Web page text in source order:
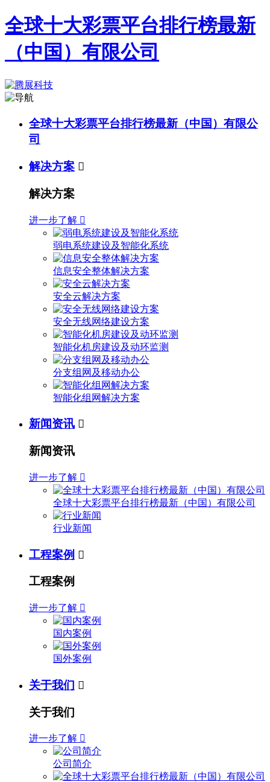
全球十大彩票平台排行榜最新
（中国）有限公司
全球十大彩票平台排行榜最新（中国）有限公
司
解决方案 
解决方案
进一步了解 
弱电系统建设及智能化系统
信息安全整体解决方案
安全云解决方案
安全无线网络建设方案
智能化机房建设及动环监测
分支组网及移动办公
智能化组网解决方案
新闻资讯 
新闻资讯
进一步了解 
全球十大彩票平台排行榜最新（中国）有限公司
行业新闻
工程案例 
工程案例
进一步了解 
国内案例
国外案例
关于我们 
关于我们
进一步了解 
公司简介